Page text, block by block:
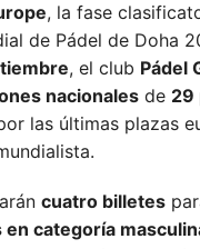
, la fase
de Pádel de Doha
, el club Pádel
nacionales de 29
las últimas plazas
cuatro billetes
en categoría